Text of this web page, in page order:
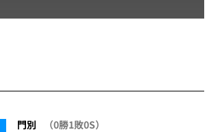
門別 （0勝1敗0S）